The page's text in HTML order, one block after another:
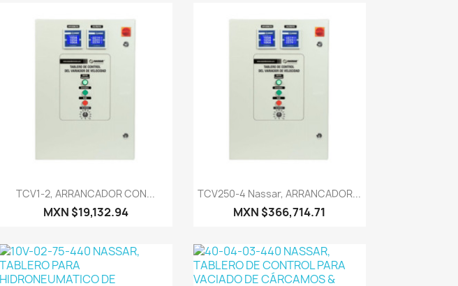
Vista rápida
TCV1-2, ARRANCADOR CON...
MXN $19,132.94
Vista rápida
TCV250-4 Nassar, ARRANCADOR...
MXN $366,714.71